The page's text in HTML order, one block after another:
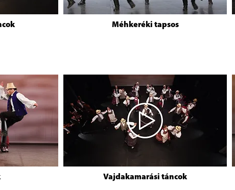
Méhkeréki tapsos
Vajdakamarási táncok